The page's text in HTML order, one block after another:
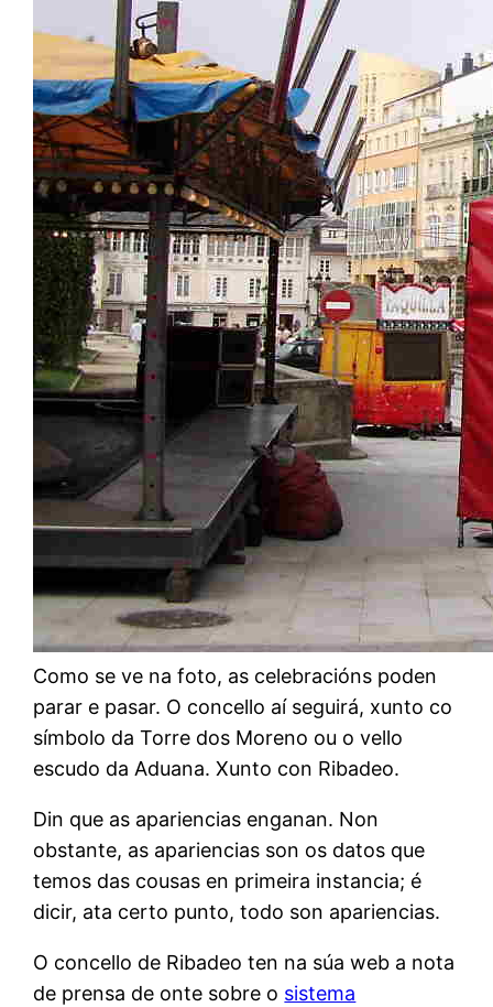
Como se ve na foto, as celebracións poden
parar e pasar. O concello aí seguirá, xunto co
símbolo da Torre dos Moreno ou o vello
escudo da Aduana. Xunto con Ribadeo.
Din que as apariencias enganan. Non
obstante, as apariencias son os datos que
temos das cousas en primeira instancia; é
dicir, ata certo punto, todo son apariencias.
O concello de Ribadeo ten na súa web a nota
de prensa de onte sobre o sistema